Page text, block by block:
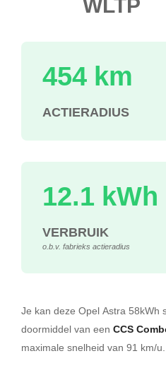
454 km
ACTIERADIUS
12.1 kWh
VERBRUIK
o.b.v. fabrieks actieradius
Je kan deze Opel Astra 58kWh
doormiddel van een CCS
maximale snelheid van 91 km/